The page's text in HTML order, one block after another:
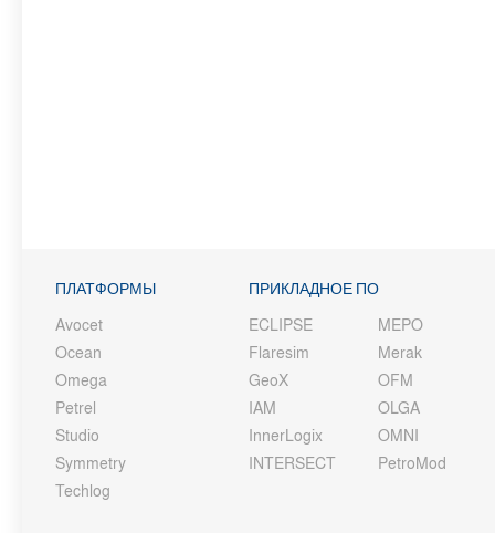
ПЛАТФОРМЫ
Avocet
Ocean
Omega
Petrel
Studio
Symmetry
Techlog
ПРИКЛАДНОЕ ПО
ECLIPSE
Flaresim
GeoX
IAM
InnerLogix
INTERSECT
MEPO
Merak
OFM
OLGA
OMNI
PetroMod